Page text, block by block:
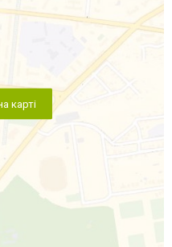
карті